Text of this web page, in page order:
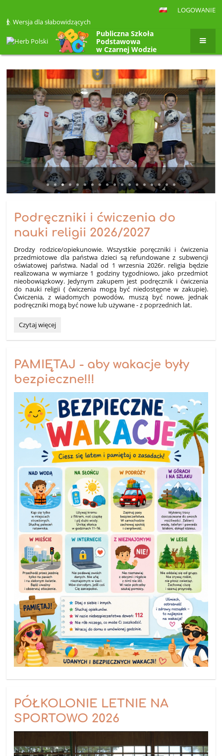
LOGOWANIE
Wersja dla słabowidzących
Publiczna Szkoła
Podstawowa
w Czarnej Wodzie
Strona
główna
Podręczniki i ćwiczenia do
nauki religii 2026/2027
Drodzy rodzice/opiekunowie. Wszystkie poręczniki i ćwiczenia
przedmiotowe dla państwa dzieci są refundowane z subwencji
oświatowej państwa. Nadal od 1 wrzesnia 2026r. religia będzie
realizowana w wymiarze 1 godziny tygodniowo, jako przedmiot
nieobowiązkowy. Jedynym zakupem jest podręcznik i ćwiczenia
do nauki religii ( ćwiczenia mogą być niedostępne w zakupie).
Ćwiczenia, z wiadomych powodów, muszą być nowe, jednak
podręczniki mogą być nowe lub używane - z poprzednich lat.
Podręczniki
ćwiczenia
nauki
religii
2026/2027:
Czytaj więcej
PAMIĘTAJ - aby wakacje były
bezpieczne!!!
PÓŁKOLONIE LETNIE NA
SPORTOWO 2026